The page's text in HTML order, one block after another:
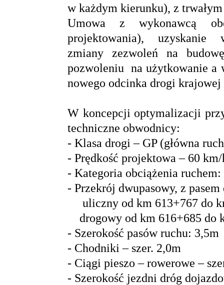
w każdym kierunku), z
Umowa z wykonawcą
projektowania),
zmiany zezwoleń na
pozwoleniu na użytkowanie a
nowego odcinka drogi krajowej
W koncepcji optymalizacji
techniczne obwodnicy:
- Klasa drogi – GP (główna
- Prędkość projektowa – 60
- Kategoria obciążenia
- Przekrój dwupasowy, z
uliczny od km 613+767 do
drogowy od km 616+685 do
- Szerokość pasów ruchu: 3,5m
- Chodniki – szer. 2,0m
- Ciągi pieszo – rowerowe –
- Szerokość jezdni dróg